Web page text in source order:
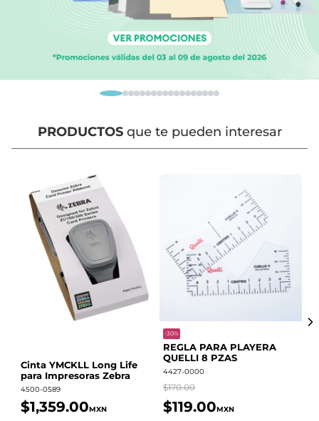
PRODUCTOSque te pueden interesar
Cinta YMCKLL Long Life
para Impresoras Zebra
4500-0589
$1,359.00MXN
-30%
REGLA PARA PLAYERA
QUELLI 8 PZAS
4427-0000
$170.00
$119.00MXN